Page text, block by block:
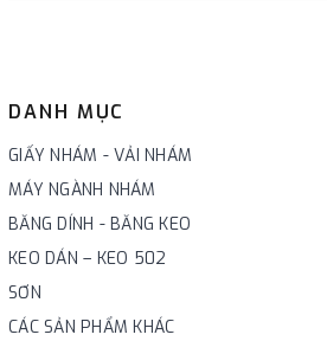
DANH MỤC
GIẤY NHÁM - VẢI NHÁM
MÁY NGÀNH NHÁM
BĂNG DÍNH - BĂNG KEO
KEO DÁN – KEO 502
SƠN
CÁC SẢN PHẨM KHÁC